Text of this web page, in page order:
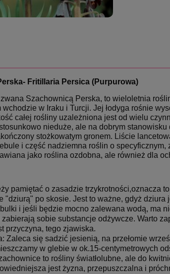
Fritillaria Persica (Purpurowa)
Szachownicą Perska, to wieloletnia
w Iraku i Turcji. Jej łodyga rośnie
całej rośliny uzależniona jest od wielu
nieduże, ale na dobrym
stożkowatym gronem. Liście
i część nadziemna roślin o
jako roślina ozdobna, ale również dla
pamiętać o zasadzie trzykrotności,oznacza
"dziurą" po skosie. Jest to ważne, gdyż dziura
i jeśli będzie mocno zalewana wodą, ma
sobie substancje odżywcze. Warto
przyczyna, tego zjawiska.
Zaleca się sadzić jesienią, na przełomie
w glebie w ok.15-centymetrowych
to rośliny światłolubne, ale do
jest żyzna, przepuszczalna i